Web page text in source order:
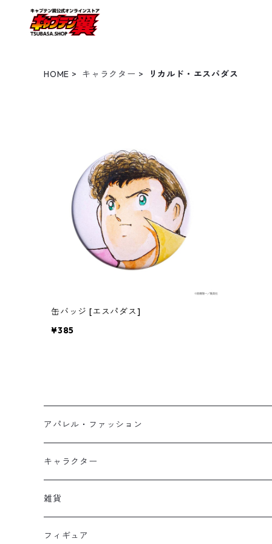
HOME キャラクター リカルド・エスパダス
缶バッジ [エスパダス]
¥385
アパレル・ファッション
キッズ
フーディー
スウェット
大人
フーディー
キャラクター
大空翼
岬太郎
雑貨
クッション
フィギュア